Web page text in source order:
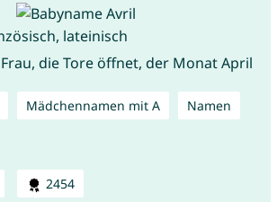
lateinisch
die Tore öffnet, der Monat April
Mädchennamen mit A Namen
2454